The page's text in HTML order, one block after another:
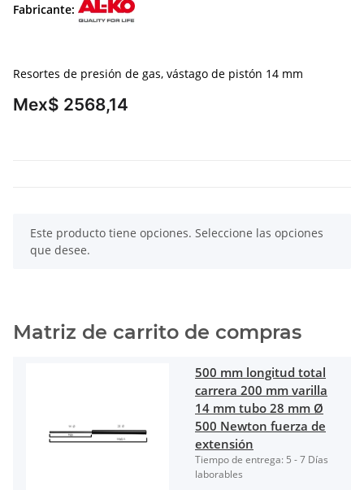
Fabricante:
Resortes de presión de gas, vástago de pistón 14 mm
Mex$ 2568,14
x
Este producto tiene opciones. Seleccione las opciones
que desee.
Matriz de carrito de compras
500 mm longitud total
carrera 200 mm varilla
14 mm tubo 28 mm Ø
500 Newton fuerza de
extensión
Tiempo de entrega: 5 - 7 Días
laborables